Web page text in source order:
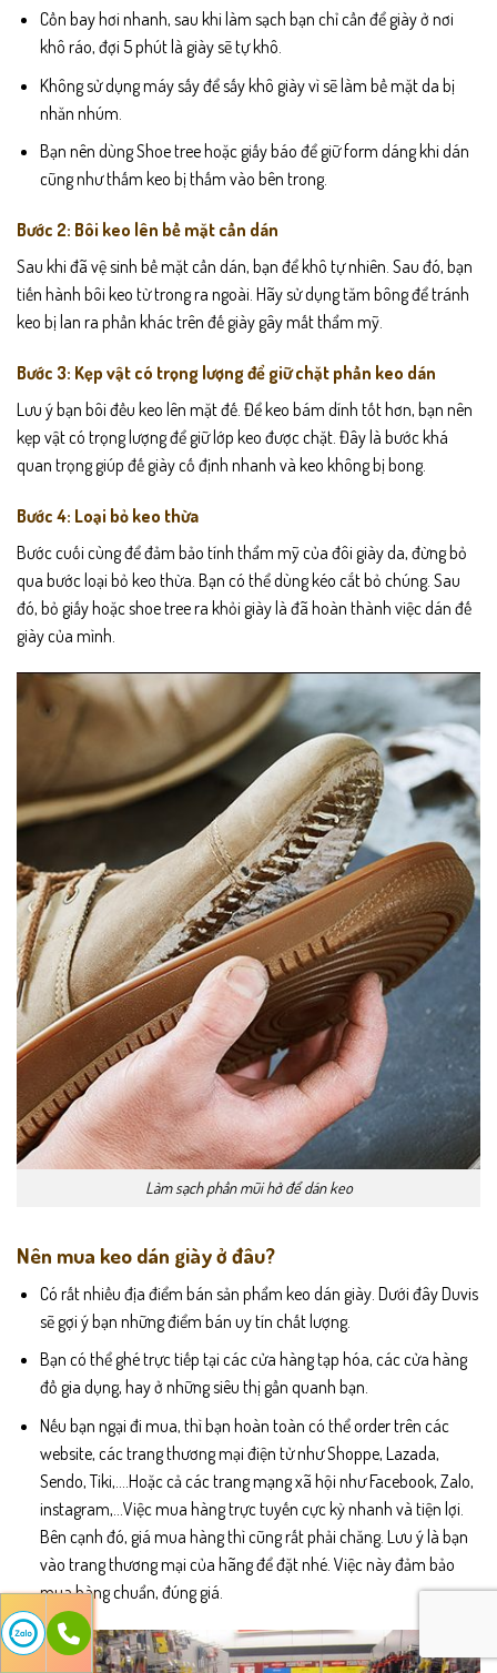
Cồn bay hơi nhanh, sau khi làm sạch bạn chỉ cần để giày ở nơi
khô ráo, đợi 5 phút là giày sẽ tự khô.
Không sử dụng máy sấy để sấy khô giày vì sẽ làm bề mặt da bị
nhăn nhúm.
Bạn nên dùng Shoe tree hoặc giấy báo để giữ form dáng khi dán
cũng như thấm keo bị thấm vào bên trong.
Bước 2: Bôi keo lên bề mặt cần dán
Sau khi đã vệ sinh bề mặt cần dán, bạn để khô tự nhiên. Sau đó, bạn
tiến hành bôi keo từ trong ra ngoài. Hãy sử dụng tăm bông để tránh
keo bị lan ra phần khác trên đế giày gây mất thẩm mỹ.
Bước 3: Kẹp vật có trọng lượng để giữ chặt phần keo dán
Lưu ý bạn bôi đều keo lên mặt đế. Để keo bám dính tốt hơn, bạn nên
kẹp vật có trọng lượng để giữ lớp keo được chặt. Đây là bước khá
quan trọng giúp đế giày cố định nhanh và keo không bị bong.
Bước 4: Loại bỏ keo thừa
Bước cuối cùng để đảm bảo tính thẩm mỹ của đôi giày da, đừng bỏ
qua bước loại bỏ keo thừa. Bạn có thể dùng kéo cắt bỏ chúng. Sau
đó, bỏ giấy hoặc shoe tree ra khỏi giày là đã hoàn thành việc dán đế
giày của mình.
Làm sạch phần mũi hở để dán keo
Nên mua keo dán giày ở đâu?
Có rất nhiều địa điểm bán sản phẩm keo dán giày. Dưới đây Duvis
sẽ gợi ý bạn những điểm bán uy tín chất lượng.
Bạn có thể ghé trực tiếp tại các cửa hàng tạp hóa, các cửa hàng
đồ gia dụng, hay ở những siêu thị gần quanh bạn.
Nếu bạn ngại đi mua, thì bạn hoàn toàn có thể order trên các
website, các trang thương mại điện tử như Shoppe, Lazada,
Sendo, Tiki,….Hoặc cả các trang mạng xã hội như Facebook, Zalo,
instagram,…Việc mua hàng trực tuyến cực kỳ nhanh và tiện lợi.
Bên cạnh đó, giá mua hàng thì cũng rất phải chăng. Lưu ý là bạn
vào trang thương mại của hãng để đặt nhé. Việc này đảm bảo
mua hàng chuẩn, đúng giá.